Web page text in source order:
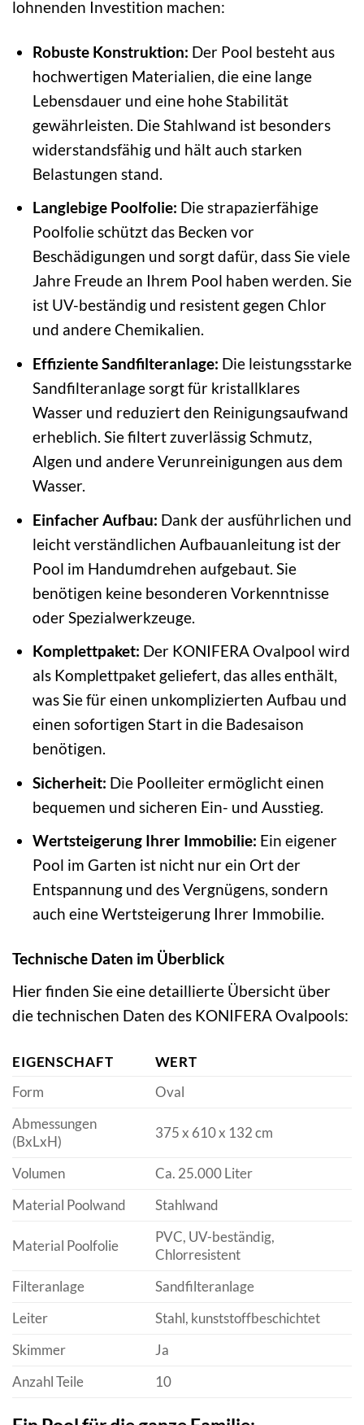
lohnenden Investition machen:
Robuste Konstruktion: Der Pool besteht aus
hochwertigen Materialien, die eine lange
Lebensdauer und eine hohe Stabilität
gewährleisten. Die Stahlwand ist besonders
widerstandsfähig und hält auch starken
Belastungen stand.
Langlebige Poolfolie: Die strapazierfähige
Poolfolie schützt das Becken vor
Beschädigungen und sorgt dafür, dass Sie viele
Jahre Freude an Ihrem Pool haben werden. Sie
ist UV-beständig und resistent gegen Chlor
und andere Chemikalien.
Effiziente Sandfilteranlage: Die leistungsstarke
Sandfilteranlage sorgt für kristallklares
Wasser und reduziert den Reinigungsaufwand
erheblich. Sie filtert zuverlässig Schmutz,
Algen und andere Verunreinigungen aus dem
Wasser.
Einfacher Aufbau: Dank der ausführlichen und
leicht verständlichen Aufbauanleitung ist der
Pool im Handumdrehen aufgebaut. Sie
benötigen keine besonderen Vorkenntnisse
oder Spezialwerkzeuge.
Komplettpaket: Der KONIFERA Ovalpool wird
als Komplettpaket geliefert, das alles enthält,
was Sie für einen unkomplizierten Aufbau und
einen sofortigen Start in die Badesaison
benötigen.
Sicherheit: Die Poolleiter ermöglicht einen
bequemen und sicheren Ein- und Ausstieg.
Wertsteigerung Ihrer Immobilie: Ein eigener
Pool im Garten ist nicht nur ein Ort der
Entspannung und des Vergnügens, sondern
auch eine Wertsteigerung Ihrer Immobilie.
Technische Daten im Überblick
Hier finden Sie eine detaillierte Übersicht über
die technischen Daten des KONIFERA Ovalpools:
EIGENSCHAFT
WERT
Form
Oval
Abmessungen
(BxLxH)
375 x 610 x 132 cm
Volumen
Ca. 25.000 Liter
Material Poolwand
Stahlwand
Material Poolfolie
PVC, UV-beständig,
Chlorresistent
Filteranlage
Sandfilteranlage
Leiter
Stahl, kunststoffbeschichtet
Skimmer
Ja
Anzahl Teile
10